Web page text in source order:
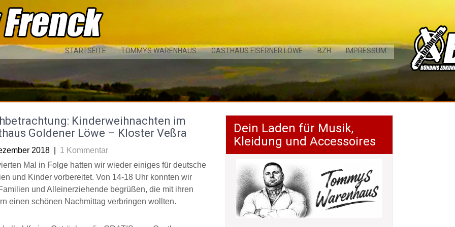
STARTSEITE TOMMYS WARENHAUS GASTHAUS EISERNER LÖWE BZH IMPRESSUM
Kinderweihnachten im
Goldener Löwe – Kloster Veßra
2018
1 Kommentar
Mal in Folge hatten wir wieder einiges für deutsche
und Kinder vorbereitet. Von 14-18 Uhr konnten wir
und Alleinerziehende begrüßen, die mit ihren
einen schönen Nachmittag verbringen wollten.
Dein Laden für Musik,
Kleidung und Accessoires